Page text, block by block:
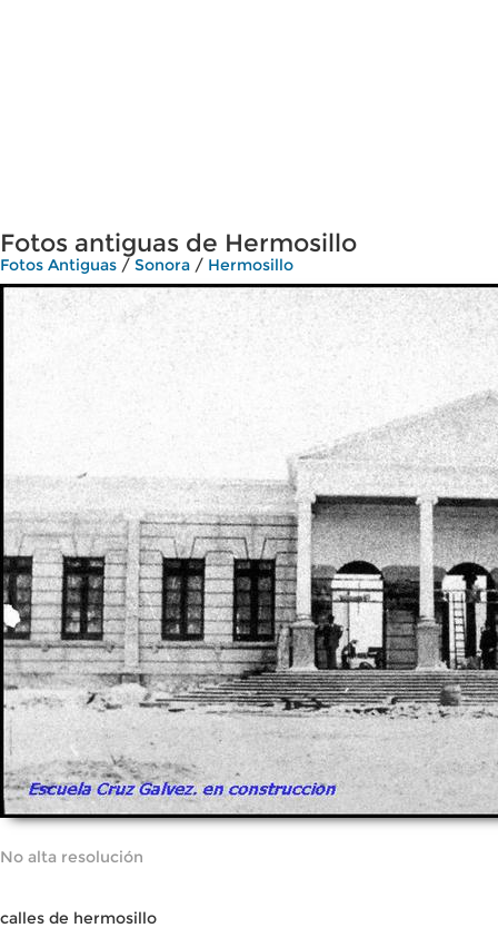
Fotos antiguas de Hermosillo
Fotos Antiguas / Sonora / Hermosillo
No alta resolución
calles de hermosillo